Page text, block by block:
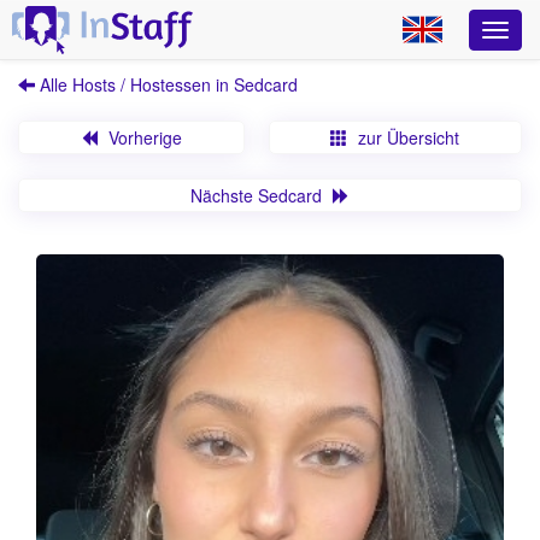
Alle Hosts / Hostessen in Sedcard
Vorherige zur Übersicht
Nächste Sedcard